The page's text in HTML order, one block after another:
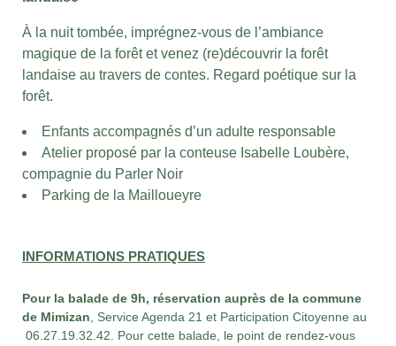
À la nuit tombée, imprégnez-vous de l’ambiance
magique de la forêt et venez (re)découvrir la forêt
landaise au travers de contes. Regard poétique sur la
forêt.
Enfants accompagnés d’un adulte responsable
Atelier proposé par la conteuse Isabelle Loubère,
compagnie du Parler Noir
Parking de la Mailloueyre
INFORMATIONS PRATIQUES
Pour la balade de 9h, réservation auprès de la commune
de Mimizan, Service Agenda 21 et Participation Citoyenne au
06.27.19.32.42. Pour cette balade, le point de rendez-vous